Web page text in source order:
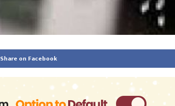
Share on Facebook